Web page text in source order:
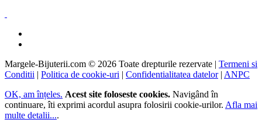
Margele-Bijuterii.com © 2026 Toate drepturile rezervate | Termeni si
Conditii | Politica de cookie-uri | Confidentialitatea datelor | ANPC
OK, am înțeles. Acest site foloseste cookies. Navigând în
continuare, îti exprimi acordul asupra folosirii cookie-urilor. Afla mai
multe detalii....